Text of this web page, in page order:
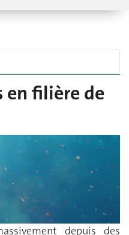
filière de
depuis des